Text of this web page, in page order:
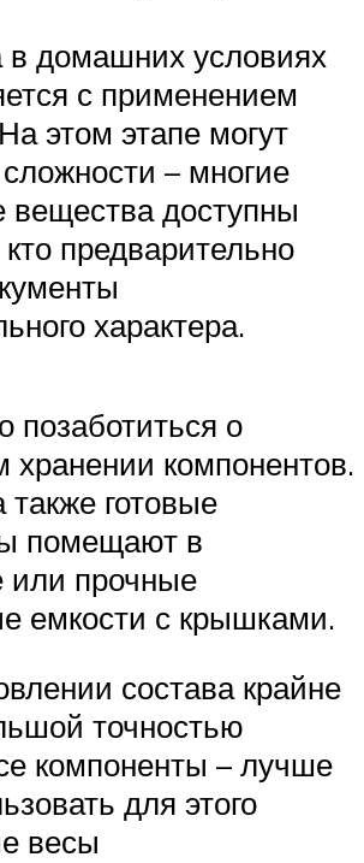
в домашних условиях
с применением
этом этапе могут
– многие
вещества доступны
предварительно
характера.
позаботиться о
хранении компонентов.
также готовые
помещают в
или прочные
емкости с крышками.
состава крайне
точностью
компоненты – лучше
для этого
весы